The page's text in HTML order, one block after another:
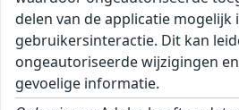
delen van de applicatie mogelijk
gebruikersinteractie. Dit kan
ongeautoriseerde wijzigingen
gevoelige informatie.